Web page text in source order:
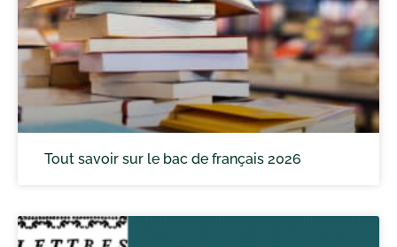
Tout savoir sur le bac de français 2026